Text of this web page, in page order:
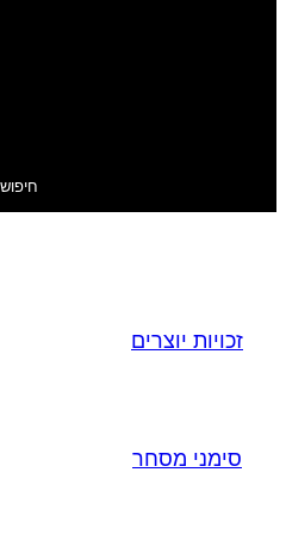
חיפוש
זכויות יוצרים
סימני מסחר